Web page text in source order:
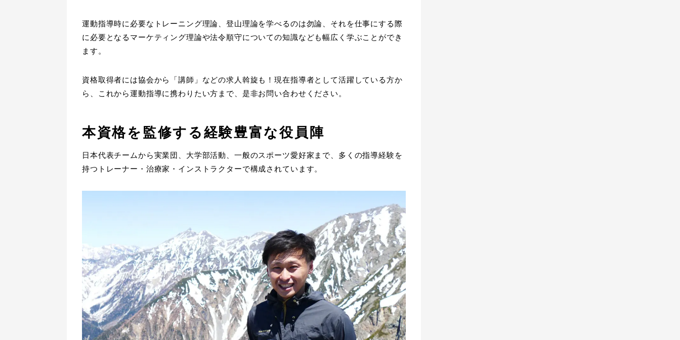
運動指導時に必要なトレーニング理論、登山理論を学べるのは勿論、それを仕事にする際
に必要となるマーケティング理論や法令順守についての知識なども幅広く学ぶことができ
ます。
資格取得者には協会から「講師」などの求人斡旋も！現在指導者として活躍している方か
ら、これから運動指導に携わりたい方まで、是非お問い合わせください。
本資格を監修する経験豊富な役員陣
日本代表チームから実業団、大学部活動、一般のスポーツ愛好家まで、多くの指導経験を
持つトレーナー・治療家・インストラクターで構成されています。